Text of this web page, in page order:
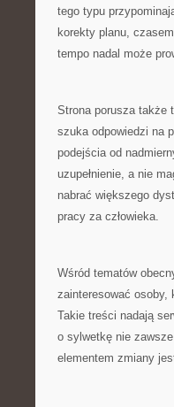
tego typu
korekty planu,
tempo nadal może
Strona porusza także
szuka odpowiedzi na
podejścia od
uzupełnienie, a nie
nabrać większego
pracy za człowieka.
Wśród tematów
zainteresować
Takie treści nadają
o sylwetkę nie
elementem zmiany